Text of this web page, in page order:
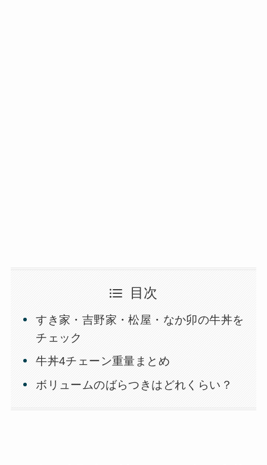
目次
すき家・吉野家・松屋・なか卯の牛丼を
チェック
牛丼4チェーン重量まとめ
ボリュームのばらつきはどれくらい？